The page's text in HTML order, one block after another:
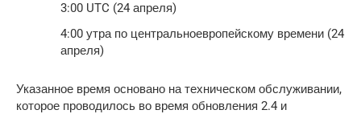
3:00 UTC (24 апреля)
4:00 утра по центральноевропейскому времени (24
апреля)
Указанное время основано на техническом обслуживании,
которое проводилось во время обновления 2.4 и